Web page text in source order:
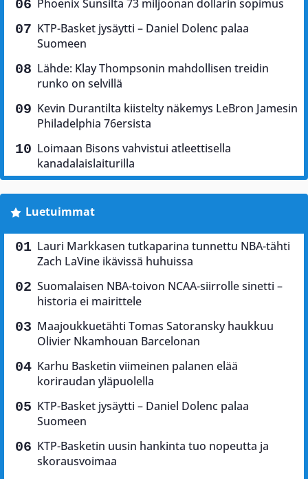
Phoenix Sunsilta 73 miljoonan dollarin sopimus
KTP-Basket jysäytti – Daniel Dolenc palaa
Suomeen
Lähde: Klay Thompsonin mahdollisen treidin
runko on selvillä
Kevin Durantilta kiistelty näkemys LeBron Jamesin
Philadelphia 76ersista
Loimaan Bisons vahvistui atleettisella
kanadalaislaiturilla
Luetuimmat
Lauri Markkasen tutkaparina tunnettu NBA-tähti
Zach LaVine ikävissä huhuissa
Suomalaisen NBA-toivon NCAA-siirrolle sinetti –
historia ei mairittele
Maajoukkuetähti Tomas Satoransky haukkuu
Olivier Nkamhouan Barcelonan
Karhu Basketin viimeinen palanen elää
koriraudan yläpuolella
KTP-Basket jysäytti – Daniel Dolenc palaa
Suomeen
KTP-Basketin uusin hankinta tuo nopeutta ja
skorausvoimaa